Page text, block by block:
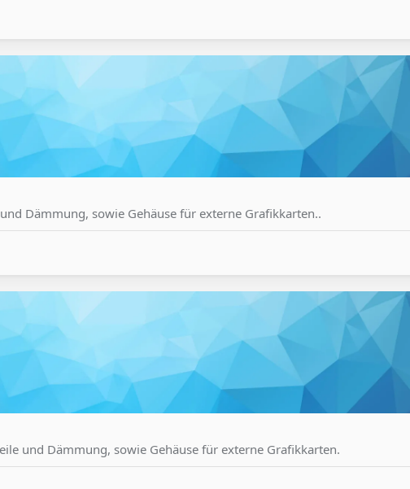
Dämmung, sowie Gehäuse für externe Grafikkarten..
und Dämmung, sowie Gehäuse für externe Grafikkarten.